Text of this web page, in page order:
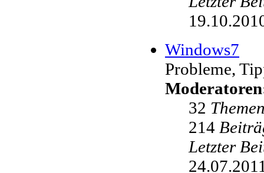
Windows7
Probleme,
32
214
Letzter